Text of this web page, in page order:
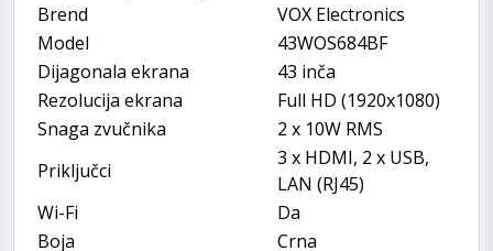
Brend
VOX Electronics
Model
43WOS684BF
Dijagonala ekrana
43 inča
Rezolucija ekrana
Full HD (1920x1080)
Snaga zvučnika
2 x 10W RMS
Priključci
3 x HDMI, 2 x USB,
LAN (RJ45)
Wi-Fi
Da
Boja
Crna